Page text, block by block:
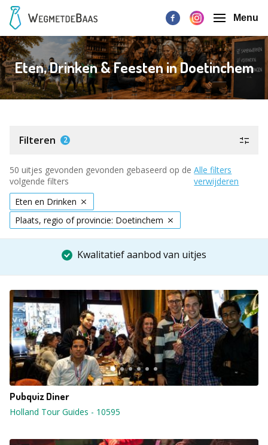
Menu
Eten, Drinken & Feesten in Doetinchem
Filteren 2
50 uitjes gevonden gevonden gebaseerd op de
volgende filters
Alle filters
verwijderen
Eten en Drinken
Plaats, regio of provincie: Doetinchem
Kwalitatief aanbod van uitjes
Pubquiz Diner
Holland Tour Guides - 10595